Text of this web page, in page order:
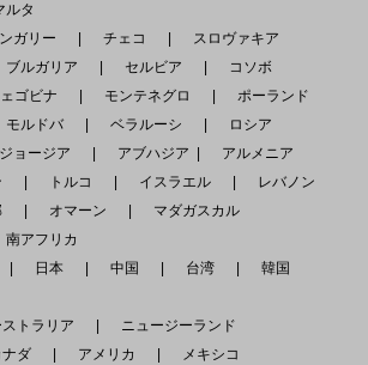
ルタ
ガリー チェコ
スロヴァキア
ブルガリア セルビア
コソボ
ゴビナ
モンテネグロ
ポーランド
モルドバ ベラルーシ
ロシア
ョージア アブハジア
アルメニア
トルコ イスラエル
レバノン
オマーン
マダガスカル
南アフリカ
日本 中国 台湾
韓国
トラリア
ニュージーランド
ダ アメリカ
メキシコ